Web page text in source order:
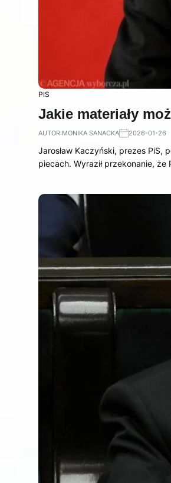
PIS
Jakie materiały
AUTOR:MONIKA SANACKA 2026-01-26
Jarosław Kaczyński, prezes PiS,
piecach. Wyraził przekonanie,